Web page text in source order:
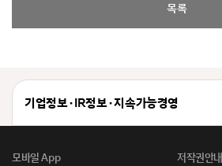
목록
기업정보 · IR정보 · 지속가능경영
모바일 App 저작권안내